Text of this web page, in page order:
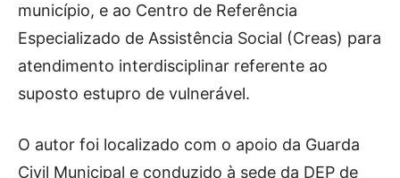
município, e ao Centro de Referência
Especializado de Assistência Social (Creas) para
atendimento interdisciplinar referente ao
suposto estupro de vulnerável.
O autor foi localizado com o apoio da Guarda
Civil Municipal e conduzido à sede da DEP de